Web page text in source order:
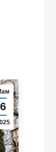
6